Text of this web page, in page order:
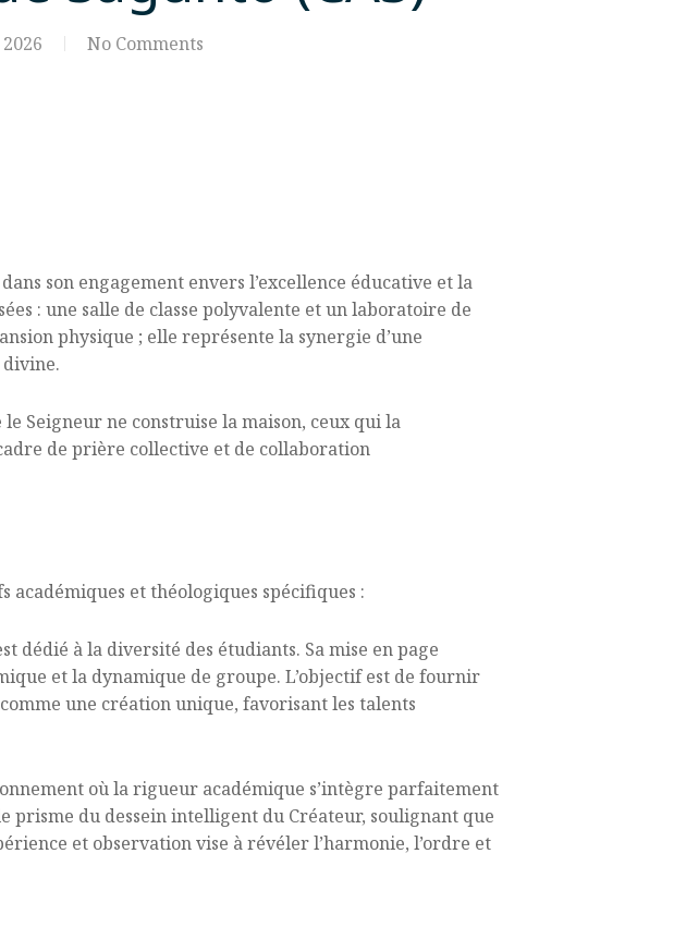
No Comments
son engagement envers l’excellence éducative et la
: une salle de classe polyvalente et un laboratoire de
physique ; elle représente la synergie d’une
Seigneur ne construise la maison, ceux qui la
de prière collective et de collaboration
académiques et théologiques spécifiques :
dédié à la diversité des étudiants. Sa mise en page
et la dynamique de groupe. L’objectif est de fournir
une création unique, favorisant les talents
où la rigueur académique s’intègre parfaitement
prisme du dessein intelligent du Créateur, soulignant que
et observation vise à révéler l’harmonie, l’ordre et